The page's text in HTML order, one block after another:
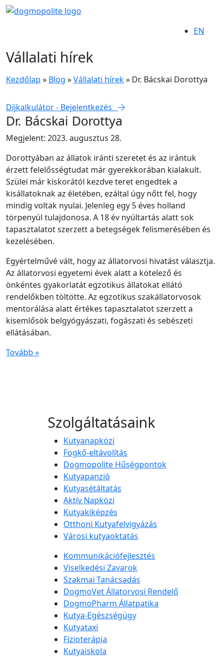
EN
Vállalati hírek
Kezdőlap » Blog »Vállalati hírek» Dr. Bácskai Dorottya
Díjkalkulátor - Bejelentkezés
Dr. Bácskai Dorottya
Megjelent: 2023. augusztus 28.
Dorottyában az állatok iránti szeretet és az irántuk
érzett felelősségtudat már gyerekkorában kialakult.
Szülei már kiskorától kezdve teret engedtek a
kisállatoknak az életében, ezáltal úgy nőtt fel, hogy
mindig voltak nyulai. Jelenleg egy 5 éves holland
törpenyúl tulajdonosa. A 18 év nyúltartás alatt sok
tapasztalatot szerzett a betegségek felismerésében és
kezelésében.
Egyértelművé vált, hogy az állatorvosi hivatást választja.
Az állatorvosi egyetemi évek alatt a kötelező és
önkéntes gyakorlatát egzotikus állatokat ellátó
rendelőkben töltötte. Az egzotikus szakállatorvosok
mentorálása alatt értékes tapasztalatot szerzett a
kisemlősök belgyógyászati, fogászati és sebészeti
ellátásában.
Tovább »
Szolgáltatásaink
Kutyanapközi
Fogkő-eltávolítás
Dogmopolite Hűségpontok
Kutyapanzió
Kutyasétáltatás
Aktív Napközi
Kutyakiképzés
Otthoni Kutyafelvigyázás
Városi kutyaoktatás
Kommunikációfejlesztés
Viselkedési Zavarok
Szakmai Tanácsadás
DogmoVet Állatorvosi Rendelő
DogmoPharm Állatpatika
Kutya-Egészségügy
Kutyataxi
Fizioterápia
Kutyaiskola